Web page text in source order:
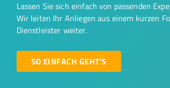
Lassen Sie sich einfach von passenden
Wir leiten Ihr Anliegen aus einem kurzen
Dienstleister weiter.
SO EINFACH GEHT'S